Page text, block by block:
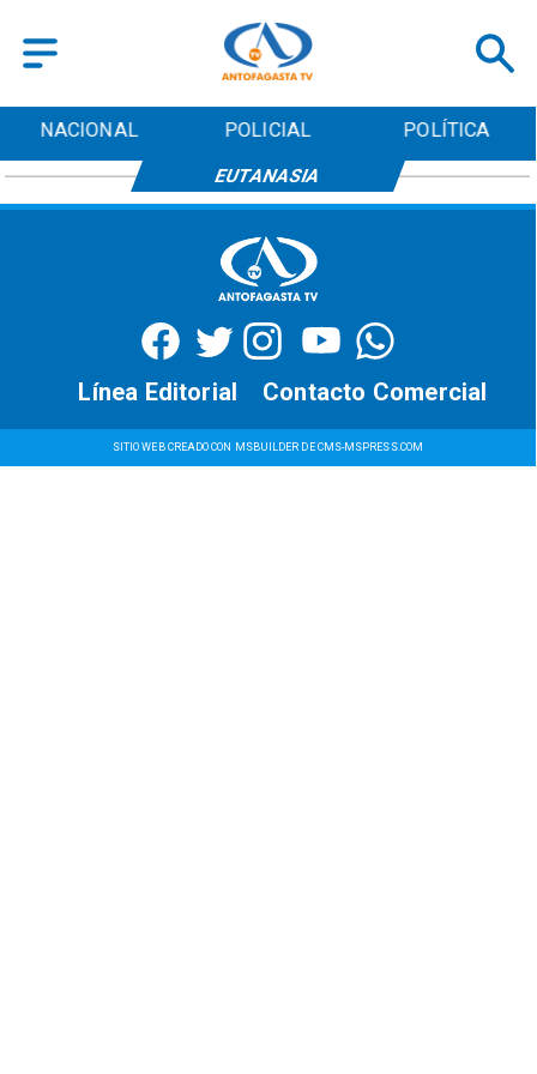
NACIONAL POLICIAL POLÍTICA
EUTANASIA
SITIO WEB CREADO CON MSBUILDER DE CMS-MSPRESS.COM
Contacto Comercial
Línea Editorial